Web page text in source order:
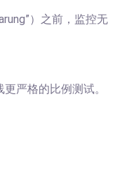
）之前，监控无
严格的比例测试。